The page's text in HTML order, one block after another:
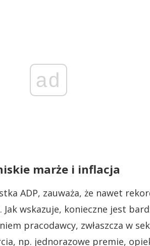
ad
marże i inflacja
ADP, zauważa, że nawet
wskazuje, konieczne jest
pracodawcy, zwłaszcza w
np. jednorazowe premie,